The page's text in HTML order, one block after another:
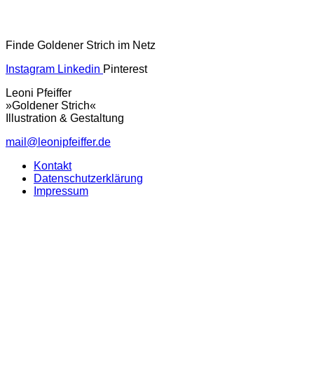
Finde Goldener Strich im Netz
Instagram Linkedin Pinterest
Leoni Pfeiffer
»Goldener Strich«
Illustration & Gestaltung
mail@leonipfeiffer.de
Kontakt
Datenschutzerklärung
Impressum